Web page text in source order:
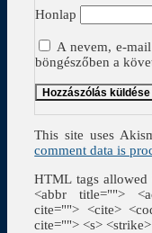
Honlap
A nevem, e-
böngészőben a
This site uses
comment data is
HTML tags
<abbr title="">
cite=""> <cite>
cite=""> <s>